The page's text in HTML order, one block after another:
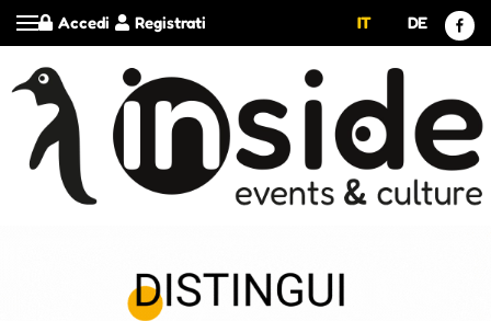
Registrati
Accedi IT DE